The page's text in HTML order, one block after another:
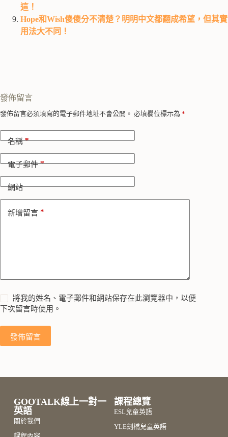
這！
Hope和Wish傻傻分不清楚？明明中文都翻成希望，但其實
用法大不同！
發佈留言
發佈留言必須填寫的電子郵件地址不會公開。 必填欄位標示為 *
名稱*
電子郵件*
網站
新增留言 *
將我的姓名、電子郵件和網站保存在此瀏覽器中，以便
下次留言時使用。
發佈留言
A
t
e
t
i
GOOTALK線上一對一
英語
關於我們
課程總覽
ESL兒童英語
YLE劍橋兒童英語